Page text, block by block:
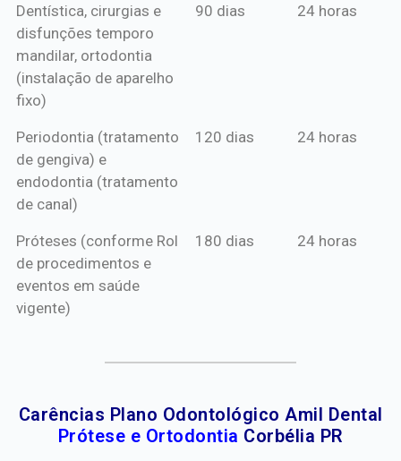
Dentística, cirurgias e
disfunções temporo
mandilar, ortodontia
(instalação de aparelho
fixo)
90 dias 24 horas
Periodontia (tratamento
de gengiva) e
endodontia (tratamento
de canal)
120 dias 24 horas
Próteses (conforme Rol
de procedimentos e
eventos em saúde
vigente)
180 dias 24 horas
Carências Plano Odontológico Amil Dental
Prótese e Ortodontia Corbélia PR